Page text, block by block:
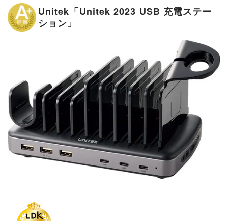
Unitek「Unitek 2023 USB 充電ステー
ション」